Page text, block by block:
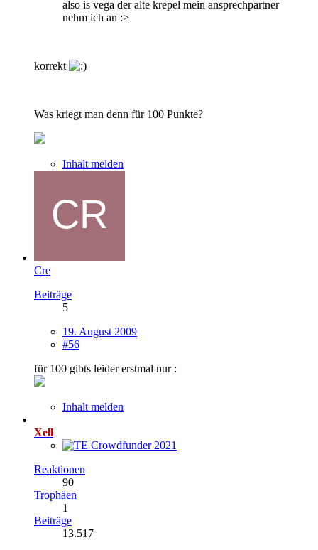
also is vega der alte krepel mein ansprechpartner
nehm ich an :>
korrekt
Was kriegt man denn für 100 Punkte?
Inhalt melden
Cre
Beiträge
5
19. August 2009
#56
für 100 gibts leider erstmal nur :
Inhalt melden
Xell
Reaktionen
90
Trophäen
1
Beiträge
13.517